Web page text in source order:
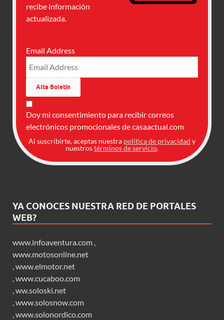
recibe información
actualizada.
Email Address
Doy mi consentimiento para recibir correos
electrónicos promocionales de casaactual.com
Al suscribirte, aceptas nuestra política de privacidad y
nuestrostérminos de servicio.
YA CONOCES NUESTRA RED DE PORTALES
WEB?
www.infoaventura.com ,
www.motosonline.net
,www.elmotor.net
,www.cucaboo.com
,ww.soloski.net
,www.solosnow.com
,www.solonordico.com